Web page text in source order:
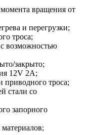
вращения от
и перегрузки;
троса;
возможностью
закрыто;
12V 2A;
приводного троса;
стали со
запорного